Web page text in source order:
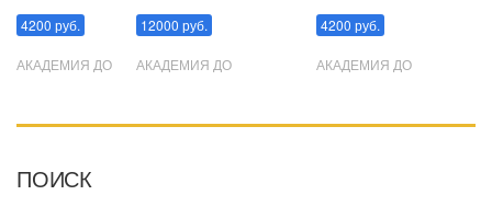
4200 руб.
АКАДЕМИЯ ДО
12000 руб.
АКАДЕМИЯ ДО
4200 руб.
АКАДЕМИЯ ДО
ПОИСК